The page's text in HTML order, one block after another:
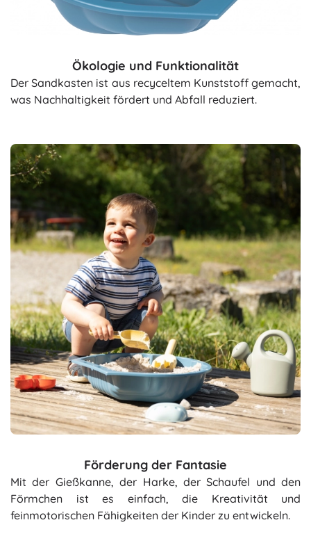
Ökologie und Funktionalität
Der Sandkasten ist aus recyceltem Kunststoff gemacht,
was Nachhaltigkeit fördert und Abfall reduziert.
Förderung der Fantasie
Mit der Gießkanne, der Harke, der Schaufel und den
Förmchen ist es einfach, die Kreativität und
feinmotorischen Fähigkeiten der Kinder zu entwickeln.